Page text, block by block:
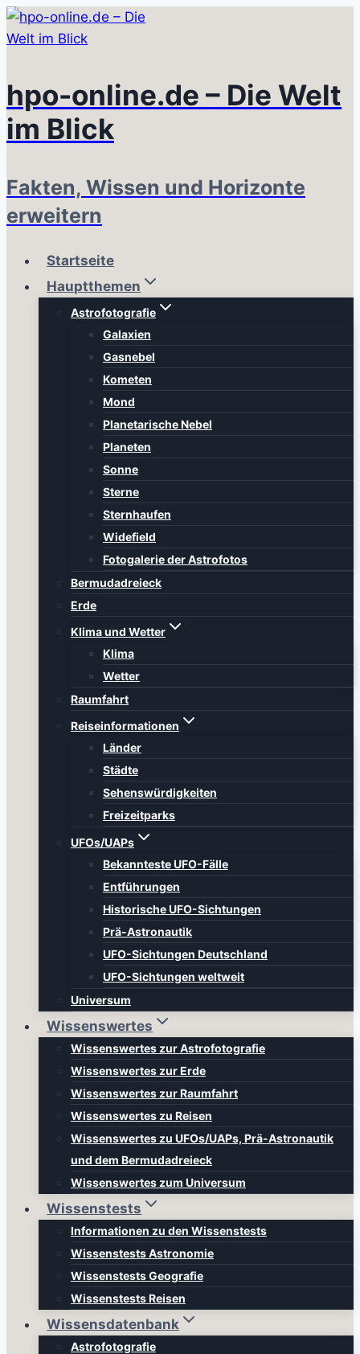
Zum
Inhalt
hpo-online.de – Die Welt
im Blick
Fakten, Wissen und Horizonte
erweitern
Startseite
Hauptthemen
Astrofotografie
Galaxien
Gasnebel
Kometen
Mond
Planetarische Nebel
Planeten
Sonne
Sterne
Sternhaufen
Widefield
Fotogalerie der Astrofotos
Bermudadreieck
Erde
Klima und Wetter
Klima
Wetter
Raumfahrt
Reiseinformationen
Länder
Städte
Sehenswürdigkeiten
Freizeitparks
UFOs/UAPs
Bekannteste UFO-Fälle
Entführungen
Historische UFO-Sichtungen
Prä-Astronautik
UFO-Sichtungen Deutschland
UFO-Sichtungen weltweit
Universum
Wissenswertes
Wissenswertes zur Astrofotografie
Wissenswertes zur Erde
Wissenswertes zur Raumfahrt
Wissenswertes zu Reisen
Wissenswertes zu UFOs/UAPs, Prä-Astronautik
und dem Bermudadreieck
Wissenswertes zum Universum
Wissenstests
Informationen zu den Wissenstests
Wissenstests Astronomie
Wissenstests Geografie
Wissenstests Reisen
Wissensdatenbank
Astrofotografie